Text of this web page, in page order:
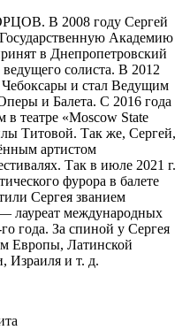
В 2008 году Сергей
Академию
в Днепропетровский
солиста. В 2012
Чебоксары и стал Ведущим
и Балета. С 2016 года
в театре «Moscow State
Титовой. Так же, Сергей,
артистом
Так в июле 2021 г.
фурора в балете
Сергея званием
лауреат международных
года. За спиной у Сергея
Европы, Латинской
Израиля и т. д.